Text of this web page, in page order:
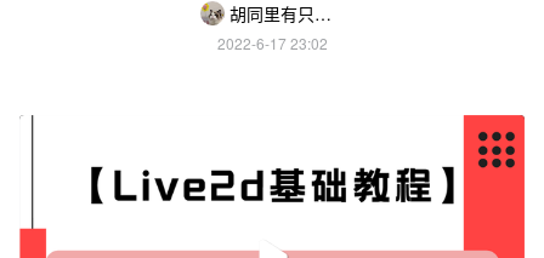
胡同里有只小猫
2022-6-17 23:02